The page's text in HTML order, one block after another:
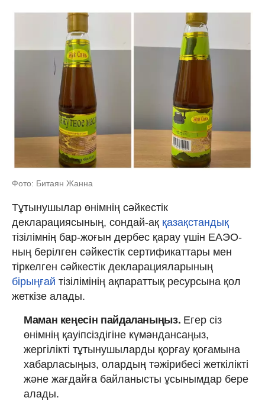
Фото: Битаян Жанна
Тұтынушылар өнімнің сәйкестік
декларациясының, сондай-ақ қазақстандық
тізілімнің бар-жоғын дербес қарау үшін ЕАЭО-
ның берілген сәйкестік сертификаттары мен
тіркелген сәйкестік декларацияларының
бірыңғай тізілімінің ақпараттық ресурсына қол
жеткізе алады.
Маман кеңесін пайдаланыңыз. Егер сіз
өнімнің қауіпсіздігіне күмәндансаңыз,
жергілікті тұтынушыларды қорғау қоғамына
хабарласыңыз, олардың тәжірибесі жеткілікті
және жағдайға байланысты ұсынымдар бере
алады.